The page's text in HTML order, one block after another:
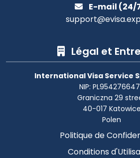
E-mail (24/
Légal et
International Visa Service
NIP:
Graniczna 29
40-017 Katowice
Polen
Politique de
Conditions